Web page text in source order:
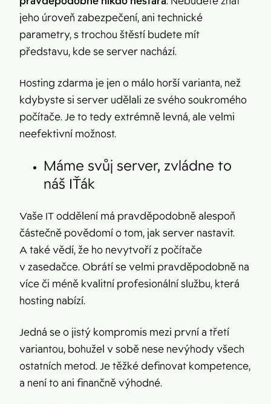
jeho úroveň zabezpečení, ani technické
parametry, s trochou štěstí budete mít
představu, kde se server nachází.
Hosting zdarma je jen o málo horší varianta, než
kdybyste si server udělali ze svého soukromého
počítače. Je to tedy extrémně levná, ale velmi
neefektivní možnost.
Máme svůj server, zvládne to
náš IŤák
Vaše IT oddělení má pravděpodobně alespoň
částečně povědomí o tom, jak server nastavit.
A také vědí, že ho nevytvoří z počítače
v zasedačce. Obrátí se velmi pravděpodobně na
více či méně kvalitní profesionální službu, která
hosting nabízí.
Jedná se o jistý kompromis mezi první a třetí
variantou, bohužel v sobě nese nevýhody všech
ostatních metod. Je těžké definovat kompetence,
a není to ani finančně výhodné.